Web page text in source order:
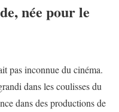
née pour le
pas inconnue du cinéma.
dans les coulisses du
dans des productions de